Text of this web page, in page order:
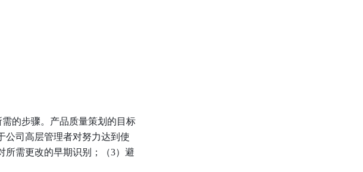
的步骤。产品质量策划的目标
公司高层管理者对努力达到使
所需更改的早期识别；（3）避